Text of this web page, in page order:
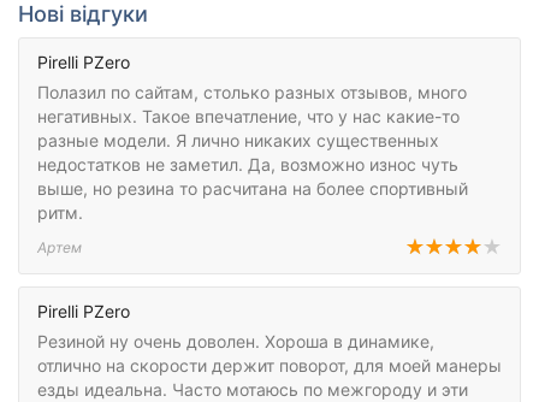
Нові відгуки
Pirelli PZero
Полазил по сайтам, столько разных отзывов, много
негативных. Такое впечатление, что у нас какие-то
разные модели. Я лично никаких существенных
недостатков не заметил. Да, возможно износ чуть
выше, но резина то расчитана на более спортивный
ритм.
Артем
Pirelli PZero
Резиной ну очень доволен. Хороша в динамике,
отлично на скорости держит поворот, для моей манеры
езды идеальна. Часто мотаюсь по межгороду и эти